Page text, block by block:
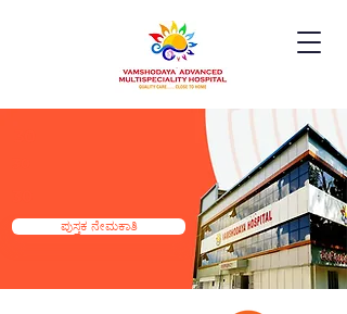
ಪುಸ್ತಕ ನೇಮಕಾತಿ